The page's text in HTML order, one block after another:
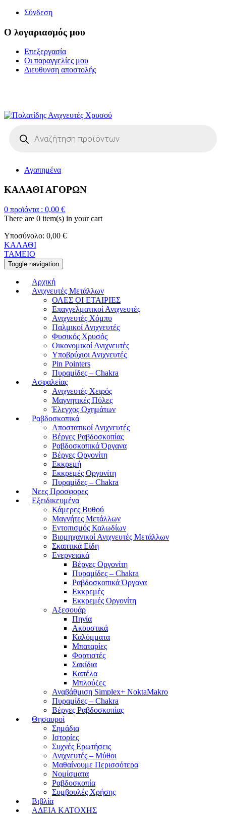
Σύνδεση
Ο λογαριασμός μου
Επεξεργασία
Οι παραγγελίες μου
Διευθυνση αποστολής
search
Αγαπημένα
ΚΑΛΑΘΙ ΑΓΟΡΩΝ
0 προϊόντα : 0,00 €
There are 0 item(s) in your cart
Υποσύνολο: 0,00 €
ΚΑΛΑΘΙ
ΤΑΜΕΙΟ
Toggle navigation
Αρχική
Ανιχνευτές Μετάλλων
ΟΛΕΣ ΟΙ ΕΤΑΙΡΙΕΣ
Επαγγελματικοί Ανιχνευτές
Ανιχνευτές Χόμπυ
Παλμικοί Ανιχνευτές
Φυσικός Χρυσός
Οικονομικοί Ανιχνευτές
Υποβρύχιοι Ανιχνευτές
Pin Pointers
Πυραμίδες – Chakra
Ασφαλείας
Ανιχνευτές Χειρός
Μαγνητικές Πύλες
Έλεγχος Οχημάτων
Ραβδοσκοπικά
Αποστατικοί Ανιχνευτές
Βέργες Ραβδοσκοπίας
Ραβδοσκοπικά Όργανα
Βέργες Οργονίτη
Εκκρεμή
Εκκρεμές Οργονίτη
Πυραμίδες – Chakra
Νεες Προσφορες
Εξειδικευμένα
Κάμερες Βυθού
Μαγνήτες Μετάλλων
Εντοπισμός Καλωδίων
Βιομηχανικοί Ανιχνευτές Μετάλλων
Σκαπτικά Είδη
Ενεργειακά
Βέργες Οργονίτη
Πυραμίδες – Chakra
Ραβδοσκοπικά Όργανα
Εκκρεμές
Εκκρεμές Οργονίτη
Αξεσουάρ
Πηνία
Ακουστικά
Καλύμματα
Μπαταρίες
Φορτιστές
Σακίδια
Καπέλα
Μπλούζες
Αναβάθμιση Simplex+ NoktaMakro
Πυραμίδες – Chakra
Βέργες Ραβδοσκοπίας
Θησαυροί
Σημάδια
Ιστορίες
Συχνές Ερωτήσεις
Ανιχνευτές – Μύθοι
Μαθαίνουμε Περισσότερα
Νομίσματα
Ραβδοσκοπία
Συμβουλές Χρήσης
Βιβλία
ΑΔΕΙΑ ΚΑΤΟΧΗΣ